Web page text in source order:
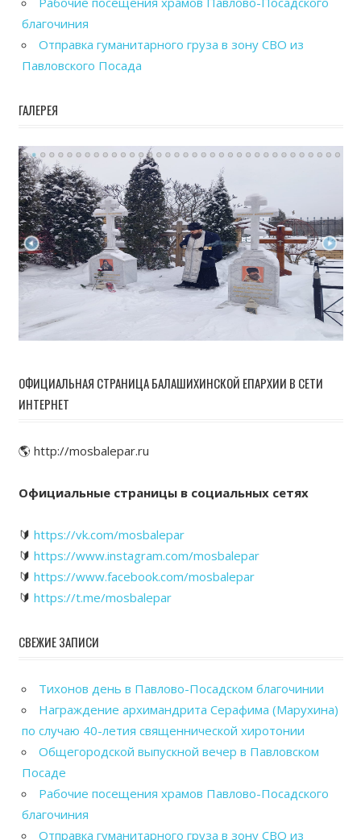
благочиния
Отправка гуманитарного груза в зону СВО из
Павловского Посада
ГАЛЕРЕЯ
ОФИЦИАЛЬНАЯ СТРАНИЦА БАЛАШИХИНСКОЙ ЕПАРХИИ В СЕТИ
ИНТЕРНЕТ
🌎 http://mosbalepar.ru
Официальные страницы в социальных сетях
🔰 https://vk.com/mosbalepar
🔰 https://www.instagram.com/mosbalepar
🔰 https://www.facebook.com/mosbalepar
🔰 https://t.me/mosbalepar
СВЕЖИЕ ЗАПИСИ
Тихонов день в Павлово-Посадском благочинии
Награждение архимандрита Серафима (Марухина)
по случаю 40-летия священнической хиротонии
Общегородской выпускной вечер в Павловском
Посаде
Рабочие посещения храмов Павлово-Посадского
благочиния
Отправка гуманитарного груза в зону СВО из